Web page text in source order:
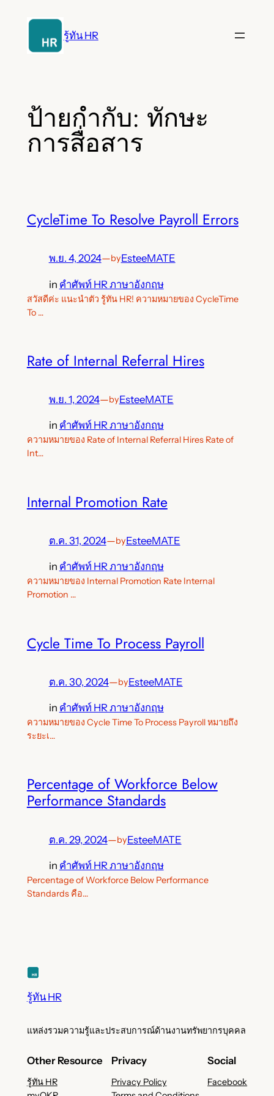
รู้ทัน HR
ป้ายกำกับ: ทักษะ
การสื่อสาร
CycleTime To Resolve Payroll Errors
พ.ย. 4, 2024—byEsteeMATE
in คำศัพท์ HR ภาษาอังกฤษ
สวัสดีค่ะ แนะนำตัว รู้ทัน HR! ความหมายของ CycleTime
To …
Rate of Internal Referral Hires
พ.ย. 1, 2024—byEsteeMATE
in คำศัพท์ HR ภาษาอังกฤษ
ความหมายของ Rate of Internal Referral Hires Rate of
Int…
Internal Promotion Rate
ต.ค. 31, 2024—byEsteeMATE
in คำศัพท์ HR ภาษาอังกฤษ
ความหมายของ Internal Promotion Rate Internal
Promotion …
Cycle Time To Process Payroll
ต.ค. 30, 2024—byEsteeMATE
in คำศัพท์ HR ภาษาอังกฤษ
ความหมายของ Cycle Time To Process Payroll หมายถึง
ระยะเ…
Percentage of Workforce Below
Performance Standards
ต.ค. 29, 2024—byEsteeMATE
in คำศัพท์ HR ภาษาอังกฤษ
Percentage of Workforce Below Performance
Standards คือ…
รู้ทัน HR
แหล่งรวมความรู้และประสบการณ์ด้านงานทรัพยากรบุคคล
Other Resource
รู้ทัน HR
Privacy
Privacy Policy
Social
Facebook